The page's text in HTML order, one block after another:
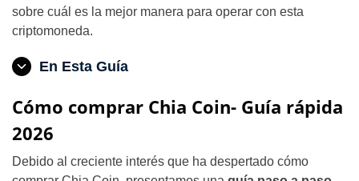
sobre cuál es la mejor manera para operar con esta
criptomoneda.
En Esta Guía
Cómo comprar Chia Coin- Guía rápida
2026
Debido al creciente interés que ha despertado cómo